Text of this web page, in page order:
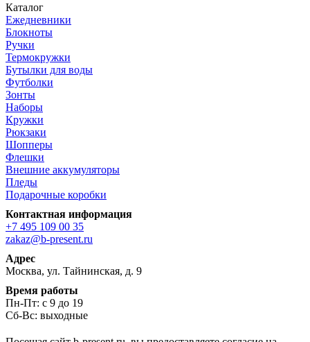
Каталог
Ежедневники
Блокноты
Ручки
Термокружки
Бутылки для воды
Футболки
Зонты
Наборы
Кружки
Рюкзаки
Шопперы
Флешки
Внешние аккумуляторы
Пледы
Подарочные коробки
Контактная информация
+7 495 109 00 35
zakaz@b-present.ru
Адрес
Москва, ул. Тайнинская, д. 9
Время работы
Пн-Пт: с 9 до 19
Сб-Вс: выходные